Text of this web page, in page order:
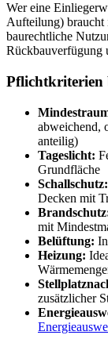
Wer eine
Aufteilung) braucht
baurechtliche
Rückbauverfügung
Pflichtkriterien
abweichend,
anteilig)
Tageslicht:
Grundfläche
Schallschutz:
Decken mit
mit
Belüftung:
Heizung:
zusätzlicher